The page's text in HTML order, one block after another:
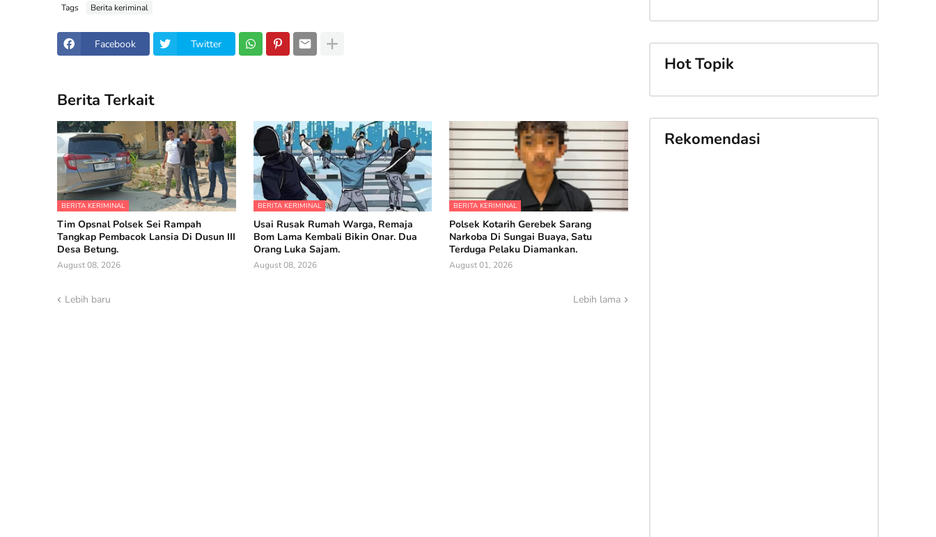
Tags Berita keriminal
Facebook Twitter
Berita Terkait
BERITA KERIMINAL
Tim Opsnal Polsek Sei Rampah
Tangkap Pembacok Lansia Di Dusun III
Desa Betung.
August 08, 2026
BERITA KERIMINAL
Usai Rusak Rumah Warga, Remaja
Bom Lama Kembali Bikin Onar. Dua
Orang Luka Sajam.
August 08, 2026
BERITA KERIMINAL
Polsek Kotarih Gerebek Sarang
Narkoba Di Sungai Buaya, Satu
Terduga Pelaku Diamankan.
August 01, 2026
Lebih baru Lebih lama
Hot Topik
Rekomendasi